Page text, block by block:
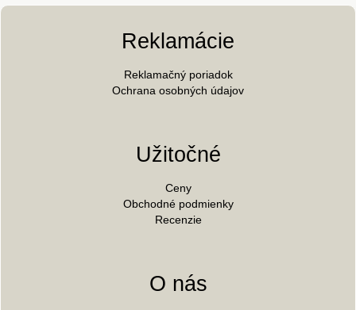
Reklamácie
Reklamačný poriadok
Ochrana osobných údajov
Užitočné
Ceny
Obchodné podmienky
Recenzie
O nás